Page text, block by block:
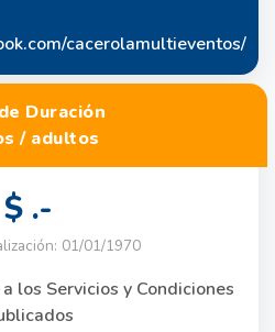
cacerolamultieventos/
Duración
/ adultos
$ .-
01/01/1970
los Servicios y Condiciones